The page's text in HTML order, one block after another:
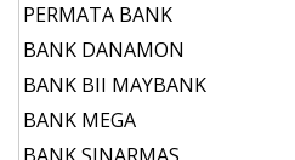
PERMATA BANK
BANK DANAMON
BANK BII MAYBANK
BANK MEGA